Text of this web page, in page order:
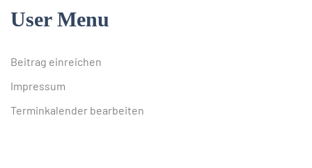
User Menu
Beitrag einreichen
Impressum
Terminkalender bearbeiten